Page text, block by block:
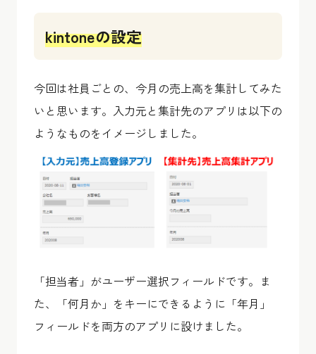
kintoneの設定
今回は社員ごとの、今月の売上高を集計してみた
いと思います。入力元と集計先のアプリは以下の
ようなものをイメージしました。
「担当者」がユーザー選択フィールドです。ま
た、「何月か」をキーにできるように「年月」
フィールドを両方のアプリに設けました。